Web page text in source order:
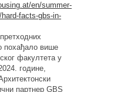
en/summer-
facts-gbs-in-
похађало више
факултета у
године,
партнер GBS